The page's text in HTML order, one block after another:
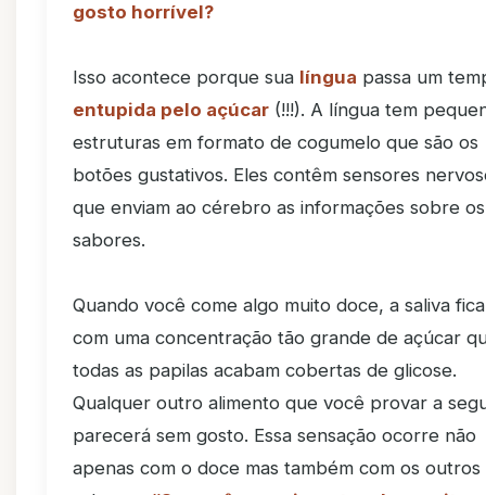
gosto horrível?
Isso acontece porque sua língua passa um
entupida pelo açúcar (!!!). A língua tem
estruturas em formato de cogumelo que são os
botões gustativos. Eles contêm sensores
que enviam ao cérebro as informações sobre os
sabores.
Quando você come algo muito doce, a saliva fica
com uma concentração tão grande de açúcar
todas as papilas acabam cobertas de glicose.
Qualquer outro alimento que você provar a
parecerá sem gosto. Essa sensação ocorre não
apenas com o doce mas também com os outros